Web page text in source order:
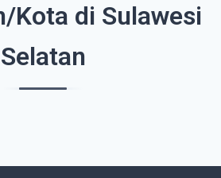
Kota di Sulawesi
Selatan